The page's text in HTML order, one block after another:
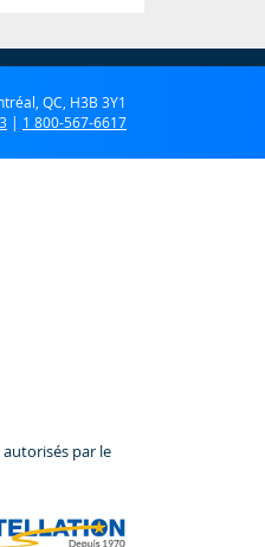
QC, H3B 3Y1
| 1 800-567-6617
par le